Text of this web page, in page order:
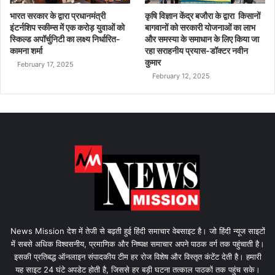
भारत सरकार के द्वारा प्रधानमंत्री
इंटर्नशिप स्कीम्स में एक करोड़ युवाओं को
स्किल्ड अपॉर्चुनिटी का लक्ष्य निर्धारित-
कामना शर्मा
February 17, 2025
कृषि विज्ञान केंद्र बजौरा के द्वारा किसानों
बागवानों को सरकारी योजनाओं का लाभ
और समस्या के समाधान के लिए किया जा
रहा सराहनीय प्रयास-डॉक्टर नवीन
कुमार
February 12, 2025
News Mission देश में तेजी से बढ़ती हुई हिंदी समाचार वेबसाइट है। जो हिंदी न्यूज साइटों
में सबसे अधिक विश्वसनीय, प्रमाणिक और निष्पक्ष समाचार अपने पाठक वर्ग तक पहुंचाती है।
इसकी प्रतिबद्ध ऑनलाइन संपादकीय टीम हर रोज विशेष और विस्तृत कंटेंट देती है। हमारी
यह साइट 24 घंटे अपडेट होती है, जिससे हर बड़ी घटना तत्काल पाठकों तक पहुंच सके।